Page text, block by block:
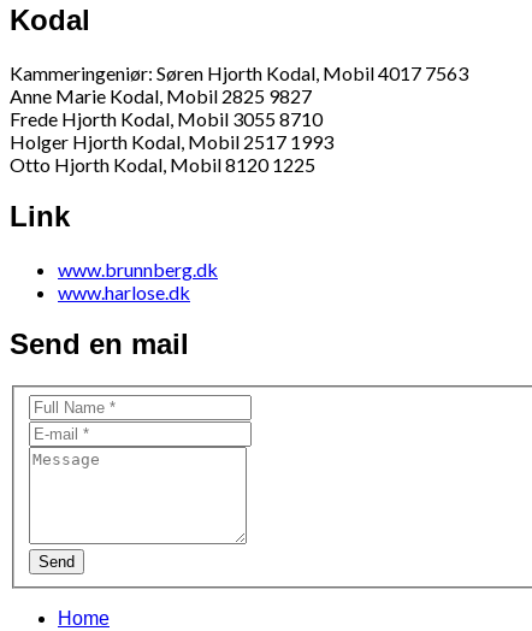
Kodal
Kammeringeniør: Søren Hjorth Kodal, Mobil 4017 7563
Anne Marie Kodal, Mobil 2825 9827
Frede Hjorth Kodal, Mobil 3055 8710
Holger Hjorth Kodal, Mobil 2517 1993
Otto Hjorth Kodal, Mobil 8120 1225
Link
www.brunnberg.dk
www.harlose.dk
Send en mail
Send
Home